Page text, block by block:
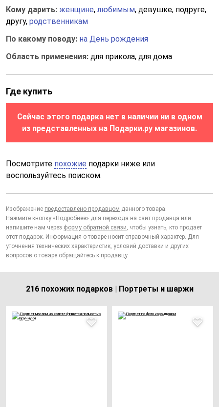
Кому дарить: женщине,любимым, девушке, подруге,
другу, родственникам
По какому поводу: на День рождения
Область применения: для прикола, для дома
Где купить
Сейчас этого подарка нет в наличии ни в одном
из представленных на Подарки.ру магазинов.
Посмотрите похожие подарки ниже или
воспользуйтесь поиском.
Изображение предоставлено продавцом данного товара.
Нажмите кнопку «Подробнее» для перехода на сайт продавца или
напишите нам через форму обратной связи, чтобы узнать, кто продает
этот подарок. Информация о товаре носит справочный характер. Для
уточнения технических характеристик, условий доставки и других
вопросов о товаре обращайтесь к продавцу.
216 похожих подарков | Портреты и шаржи